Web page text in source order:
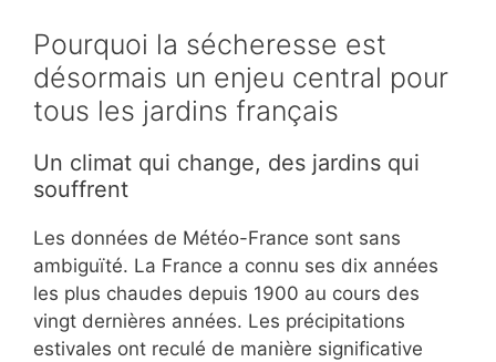
Pourquoi la sécheresse est
désormais un enjeu central pour
tous les jardins français
Un climat qui change, des jardins qui
souffrent
Les données de Météo-France sont sans
ambiguïté. La France a connu ses dix années
les plus chaudes depuis 1900 au cours des
vingt dernières années. Les précipitations
estivales ont reculé de manière significative